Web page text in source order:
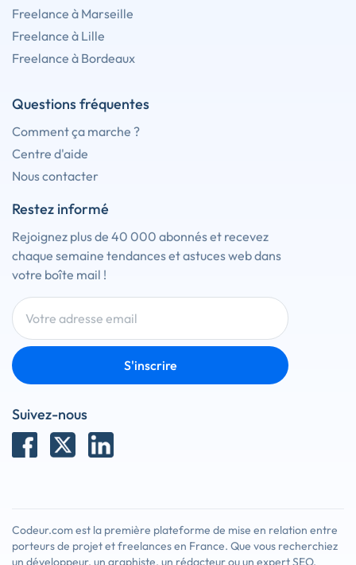
Freelance à Marseille
Freelance à Lille
Freelance à Bordeaux
Questions fréquentes
Comment ça marche ?
Centre d'aide
Nous contacter
Restez informé
Rejoignez plus de 40 000 abonnés et recevez
chaque semaine tendances et astuces web dans
votre boîte mail !
S'inscrire
Suivez-nous
Codeur.com est la première plateforme de mise en relation entre
porteurs de projet et freelances en France. Que vous recherchiez
un développeur, un graphiste, un rédacteur ou un expert SEO,